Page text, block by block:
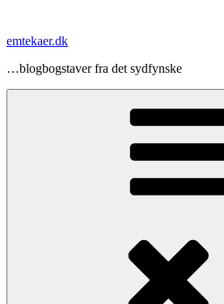
indhold
emtekaer.dk
…blogbogstaver fra det sydfynske